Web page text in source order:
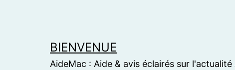
BIENVENUE
AideMac : Aide & avis éclairés sur l'actualité